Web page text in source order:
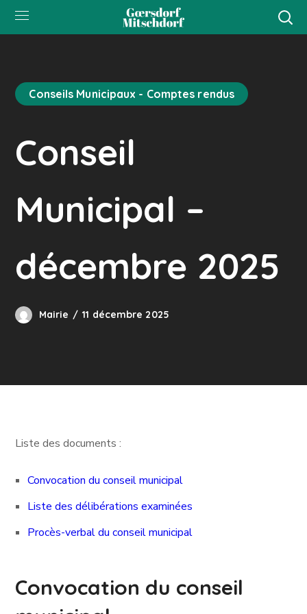
Conseils Municipaux - Comptes rendus
Conseil
Municipal –
décembre 2025
Mairie 11 décembre 2025
Liste des documents :
Convocation du conseil municipal
Liste des délibérations examinées
Procès-verbal du conseil municipal
Convocation du conseil